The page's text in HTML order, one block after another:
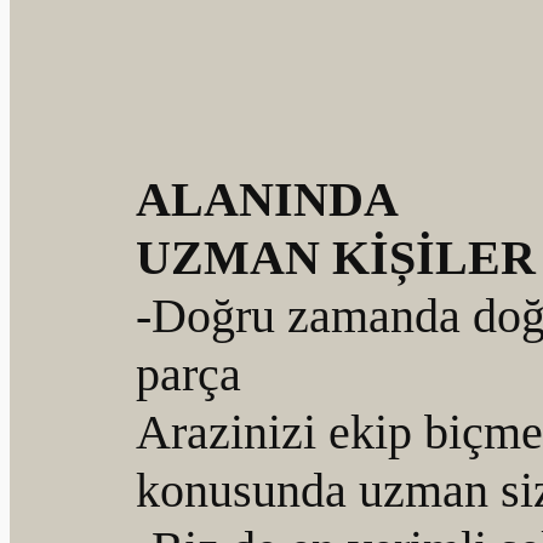
ALANINDA
UZMAN KİȘİLER
-Doğru zamanda
parça
Arazinizi ekip biçme
konusunda uzman